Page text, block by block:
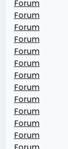
Forum
Forum
Forum
Forum
Forum
Forum
Forum
Forum
Forum
Forum
Forum
Forum